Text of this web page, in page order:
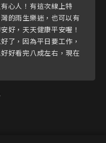
心人！有這次線上特
的雨生樂迷，也可以有
好，天天健康平安喔！
了，因為平日要工作，
好看完八成左右，現在